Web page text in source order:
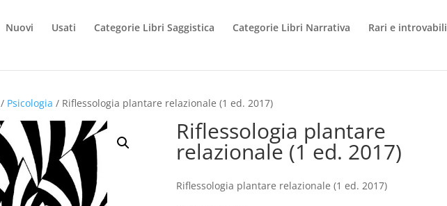
Nuovi Usati Categorie Libri Saggistica Categorie Libri Narrativa Rari e introvabili
/ Psicologia / Riflessologia plantare relazionale (1 ed. 2017)
Riflessologia plantare
relazionale (1 ed. 2017)
Riflessologia plantare relazionale (1 ed. 2017)